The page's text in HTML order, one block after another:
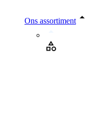
Ons assortiment